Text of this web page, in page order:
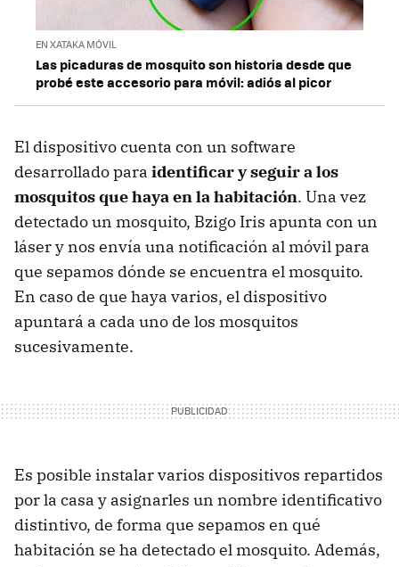
EN XATAKA MÓVIL
Las picaduras de mosquito son historia desde que
probé este accesorio para móvil: adiós al picor
El dispositivo cuenta con un software
desarrollado para identificar y seguir a los
mosquitos que haya en la habitación. Una vez
detectado un mosquito, Bzigo Iris apunta con un
láser y nos envía una notificación al móvil para
que sepamos dónde se encuentra el mosquito.
En caso de que haya varios, el dispositivo
apuntará a cada uno de los mosquitos
sucesivamente.
Es posible instalar varios dispositivos repartidos
por la casa y asignarles un nombre identificativo
distintivo, de forma que sepamos en qué
habitación se ha detectado el mosquito. Además,